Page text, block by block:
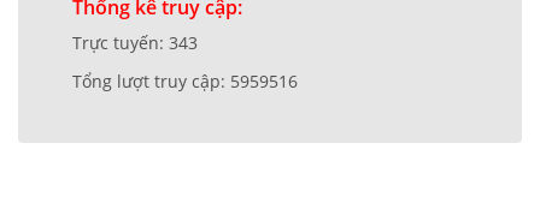
Thống kê truy cập:
Trực tuyến: 343
Tổng lượt truy cập: 5959516